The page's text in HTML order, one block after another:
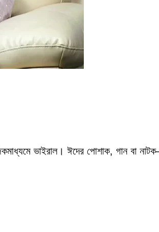
ভাইরাল। ঈদের পোশাক, গান বা